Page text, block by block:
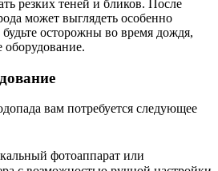
резких теней и бликов. После
может выглядеть особенно
осторожны во время дождя,
оборудование.
вам потребуется следующее
фотоаппарат или